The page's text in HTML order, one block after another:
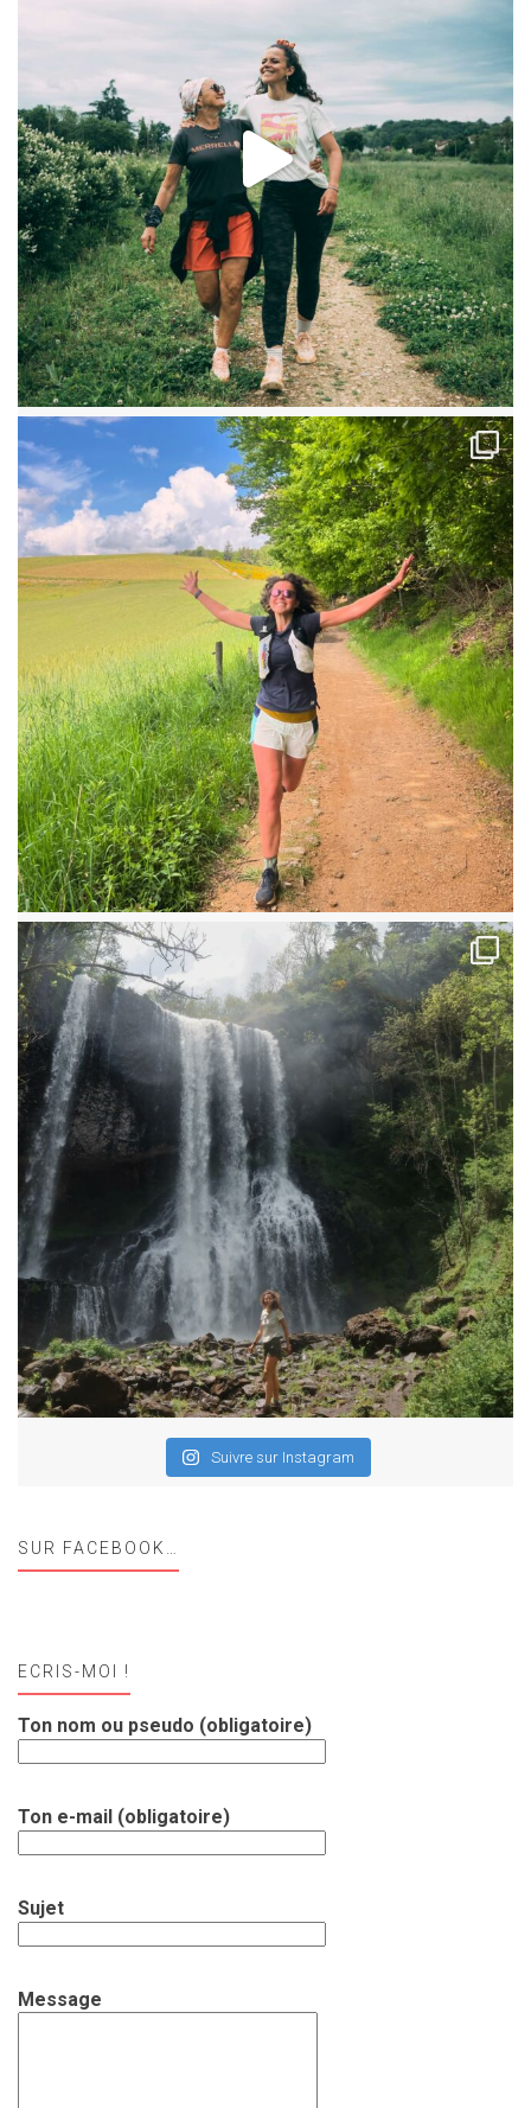
Suivre sur Instagram
SUR FACEBOOK…
ECRIS-MOI !
Ton nom ou pseudo (obligatoire)
Ton e-mail (obligatoire)
Sujet
Message